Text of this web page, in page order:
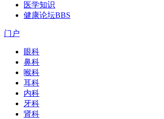
医学知识
健康论坛BBS
门户
眼科
鼻科
喉科
耳科
内科
牙科
肾科